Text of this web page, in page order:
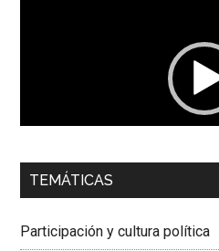
00:00
Dra. Carolina Corcho Mejía,
Colombiana
TEMÁTICAS
Participación y cultura política